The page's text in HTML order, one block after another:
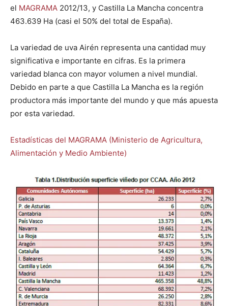
el MAGRAMA 2012/13, y Castilla La Mancha concentra
463.639 Ha (casi el 50% del total de España).
La variedad de uva Airén representa una cantidad muy
significativa e importante en cifras. Es la primera
variedad blanca con mayor volumen a nivel mundial.
Debido en parte a que Castilla La Mancha es la región
productora más importante del mundo y que más apuesta
por esta variedad.
Estadísticas del MAGRAMA (Ministerio de Agricultura,
Alimentación y Medio Ambiente)